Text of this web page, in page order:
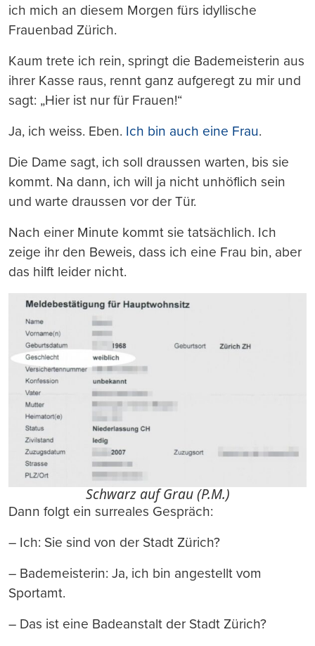
ich mich an diesem Morgen fürs idyllische
Frauenbad Zürich.
Kaum trete ich rein, springt die Bademeisterin aus
ihrer Kasse raus, rennt ganz aufgeregt zu mir und
sagt: „Hier ist nur für Frauen!“
Ja, ich weiss. Eben. Ich bin auch eine Frau.
Die Dame sagt, ich soll draussen warten, bis sie
kommt. Na dann, ich will ja nicht unhöflich sein
und warte draussen vor der Tür.
Nach einer Minute kommt sie tatsächlich. Ich
zeige ihr den Beweis, dass ich eine Frau bin, aber
das hilft leider nicht.
Schwarz auf Grau (P.M.)
Dann folgt ein surreales Gespräch:
– Ich: Sie sind von der Stadt Zürich?
– Bademeisterin: Ja, ich bin angestellt vom
Sportamt.
– Das ist eine Badeanstalt der Stadt Zürich?